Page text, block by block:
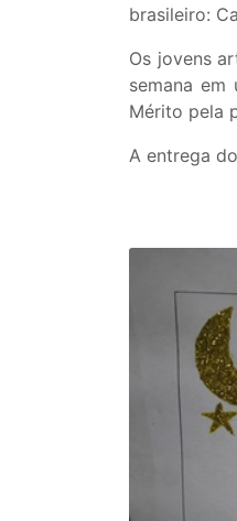
brasileiro:
Os jovens
semana
Mérito pela
A entrega